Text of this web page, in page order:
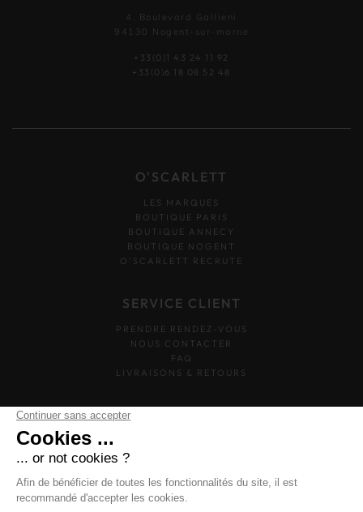
4, Boulevard Gallieni
94130 Nogent-sur-marne
+33(0)1 43 24 11 92
+33(0)6 18 08 52 48
O'SCARLETT
LES MARQUES
BOUTIQUE PARIS
BOUTIQUE ANNECY
BOUTIQUE NOGENT
O’SCARLETT RECRUTE
SERVICE CLIENT
PRENDRE RENDEZ-VOUS
NOUS CONTACTER
FAQ
LIVRAISONS & RETOURS